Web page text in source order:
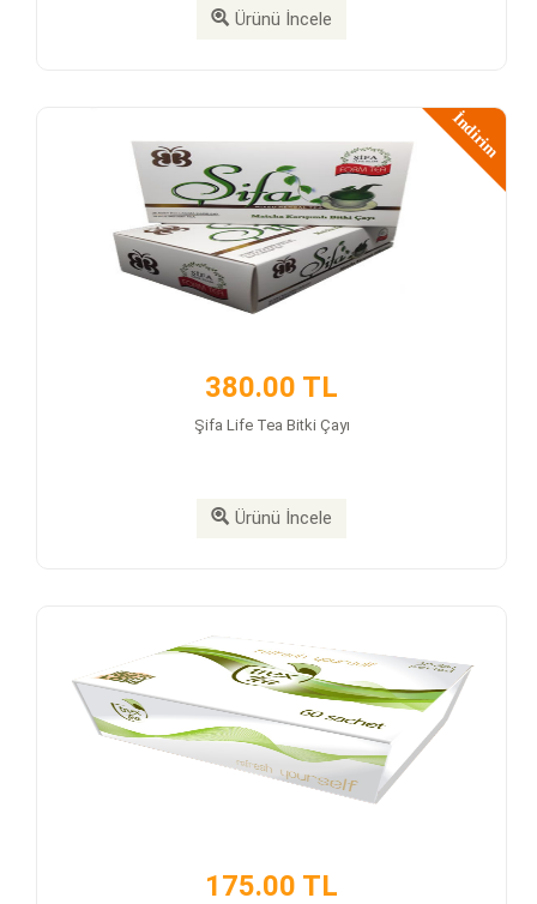
Ürünü İncele
İndirim
380.00 TL
Şifa Life Tea Bitki Çayı
Ürünü İncele
175.00 TL